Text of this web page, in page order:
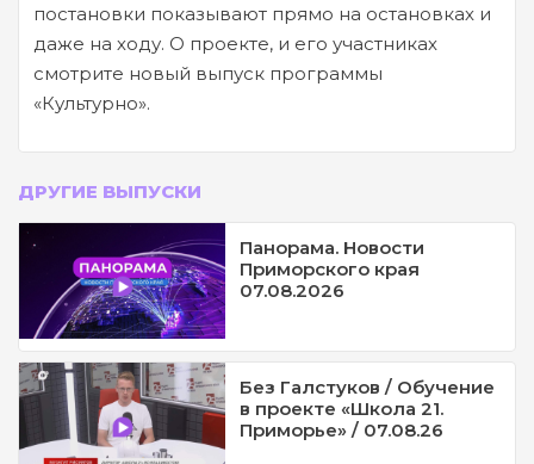
постановки показывают прямо на остановках и
даже на ходу. О проекте, и его участниках
смотрите новый выпуск программы
«Культурно».
ДРУГИЕ ВЫПУСКИ
Панорама. Новости
Приморского края
07.08.2026
Без Галстуков / Обучение
в проекте «Школа 21.
Приморье» / 07.08.26